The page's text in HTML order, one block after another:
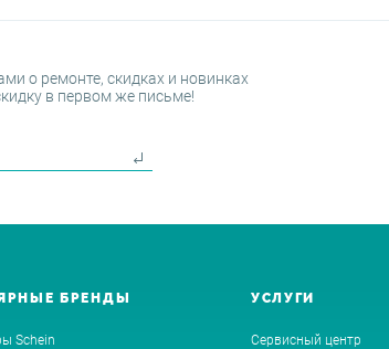
о ремонте, скидках и новинках
в первом же письме!
БРЕНДЫ
Schein
УСЛУГИ
Сервисный центр